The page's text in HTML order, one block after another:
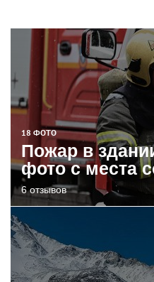
18 ФОТО
Пожар в
фото с места
6 отзывов